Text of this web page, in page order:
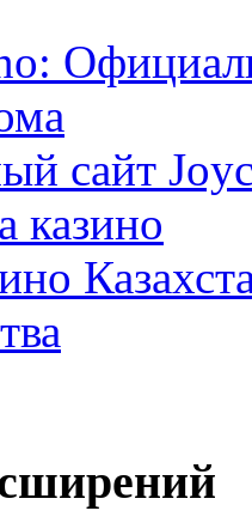
сайт
казино